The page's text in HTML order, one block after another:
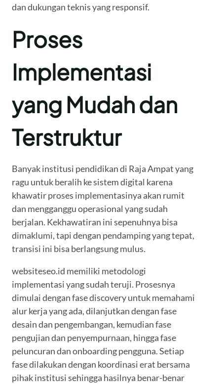
dan dukungan teknis yang responsif.
Proses
Implementasi
yang Mudah dan
Terstruktur
Banyak institusi pendidikan di Raja Ampat yang
ragu untuk beralih ke sistem digital karena
khawatir proses implementasinya akan rumit
dan mengganggu operasional yang sudah
berjalan. Kekhawatiran ini sepenuhnya bisa
dimaklumi, tapi dengan pendamping yang tepat,
transisi ini bisa berlangsung mulus.
websiteseo.id memiliki metodologi
implementasi yang sudah teruji. Prosesnya
dimulai dengan fase discovery untuk memahami
alur kerja yang ada, dilanjutkan dengan fase
desain dan pengembangan, kemudian fase
pengujian dan penyempurnaan, hingga fase
peluncuran dan onboarding pengguna. Setiap
fase dilakukan dengan koordinasi erat bersama
pihak institusi sehingga hasilnya benar-benar